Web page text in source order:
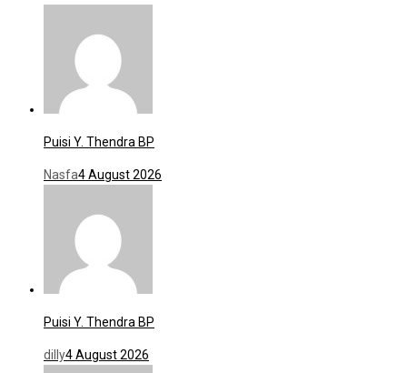
Puisi Y. Thendra BP
Nasfa4 August 2026
Puisi Y. Thendra BP
dilly4 August 2026